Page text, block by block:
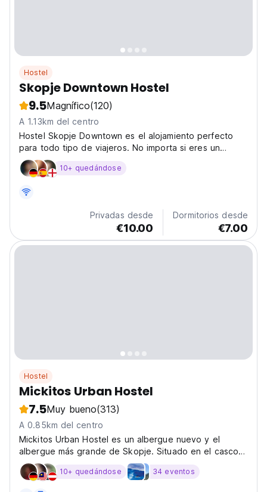
Hostel
Skopje Downtown Hostel
9.5Magnífico(120)
A 1.13km del centro
Hostel Skopje Downtown es el alojamiento perfecto
para todo tipo de viajeros. No importa si eres un
mochilero que viaja solo o en un grupo más grande,
tenemos la mejor opción para tu estadía en Skopje.
como...
10+ quedándose
Privadas desde
€10.00
Dormitorios desde
€7.00
Hostel
Mickitos Urban Hostel
7.5Muy bueno(313)
A 0.85km del centro
Mickitos Urban Hostel es un albergue nuevo y el
albergue más grande de Skopje. Situado en el casco
antiguo, rodeado de bares y restaurantes.
10+ quedándose 34 eventos